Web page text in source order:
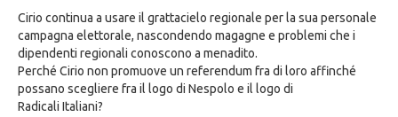
Cirio continua a usare il grattacielo regionale per la sua personale
campagna elettorale, nascondendo magagne e problemi che i
dipendenti regionali conoscono a menadito.
Perché Cirio non promuove un referendum fra di loro affinché
possano scegliere fra il logo di Nespolo e il logo di
Radicali Italiani?